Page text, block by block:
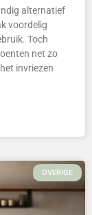
alternatief
voordelig
Toch
net zo
invriezen
OVERIGE